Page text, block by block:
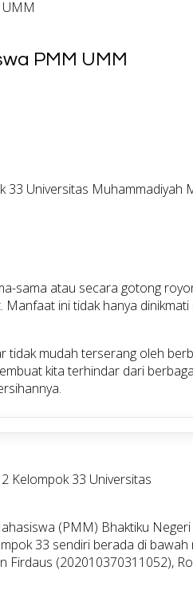
PMM UMM
33 Universitas Muhammadiyah
sama atau secara gotong
ini tidak hanya
mudah terserang oleh
kita terhindar dari
Kelompok 33 Universitas
(PMM) Bhaktiku
33 sendiri berada di
(202010370311052),